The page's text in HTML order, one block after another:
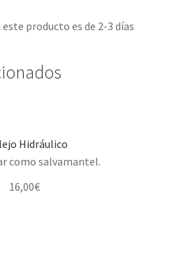
producto es de 2-3 días
Hidráulico
como salvamantel.
16,00€